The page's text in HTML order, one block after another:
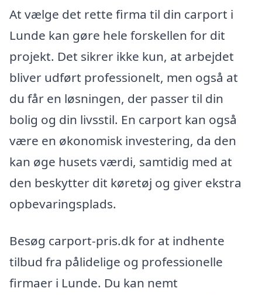
At vælge det rette firma til din carport i
Lunde kan gøre hele forskellen for dit
projekt. Det sikrer ikke kun, at arbejdet
bliver udført professionelt, men også at
du får en løsningen, der passer til din
bolig og din livsstil. En carport kan også
være en økonomisk investering, da den
kan øge husets værdi, samtidig med at
den beskytter dit køretøj og giver ekstra
opbevaringsplads.
Besøg carport-pris.dk for at indhente
tilbud fra pålidelige og professionelle
firmaer i Lunde. Du kan nemt